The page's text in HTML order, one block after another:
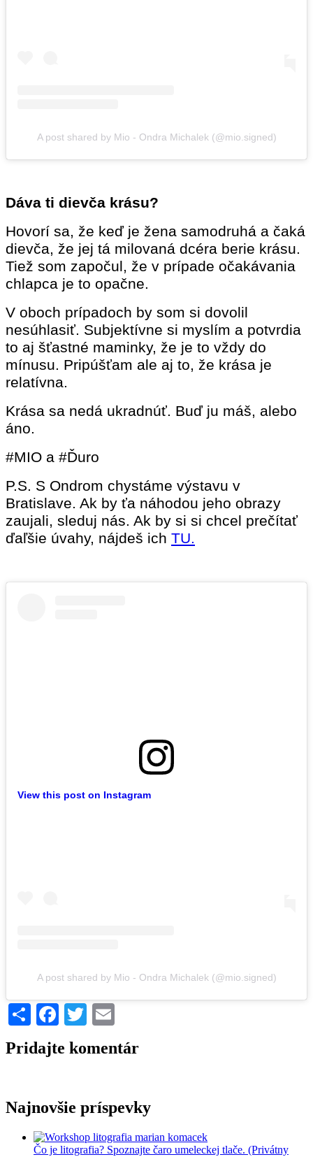
A post shared by Mio - Ondra Michalek (@mio.signed)
Dáva ti dievča krásu?
Hovorí sa, že keď je žena samodruhá a čaká
dievča, že jej tá milovaná dcéra berie krásu.
Tiež som započul, že v prípade očakávania
chlapca je to opačne.
V oboch prípadoch by som si dovolil
nesúhlasiť. Subjektívne si myslím a potvrdia
to aj šťastné maminky, že je to vždy do
mínusu. Pripúšťam ale aj to, že krása je
relatívna.
Krása sa nedá ukradnúť. Buď ju máš, alebo
áno.
#MIO a #Ďuro
P.S. S Ondrom chystáme výstavu v
Bratislave. Ak by ťa náhodou jeho obrazy
zaujali, sleduj nás. Ak by si si chcel prečítať
ďaľšie úvahy, nájdeš ich TU.
View this post on Instagram
A post shared by Mio - Ondra Michalek (@mio.signed)
ShareFacebook
Twitter
Pridajte komentár
Najnovšie príspevky
Čo je litografia? Spoznajte čaro umeleckej tlače. (Privátny